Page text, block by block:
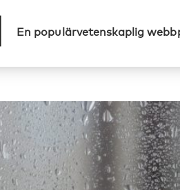
En populärvetenskaplig